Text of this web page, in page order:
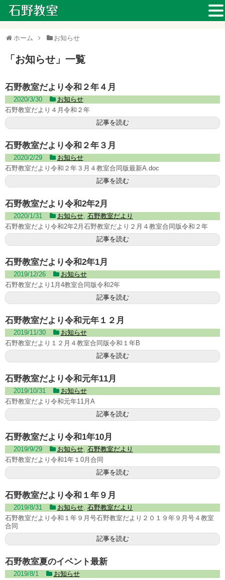
ホーム お知らせ
「 お知らせ 」 一覧
石野教室だより令和２年４月
2020/3/30
お知らせ
石野教室だより４月令和２年
記事を読む
石野教室だより令和２年３月
2020/2/29
お知らせ
石野教室だより令和２年３月４教室合同版最新A.doc
記事を読む
石野教室だより令和2年2月
2020/1/31 お知らせ, 石野教室だより
石野教室だより令和2年2月石野教室だより２月４教室合同版令和２年
記事を読む
石野教室だより令和2年1月
2019/12/26
お知らせ
石野教室だより1月4教室合同版令和2年
記事を読む
石野教室だより令和元年１２月
2019/11/30
お知らせ
石野教室だより１２月４教室合同版令和１年B
記事を読む
石野教室だより令和元年11月
2019/10/31
お知らせ
石野教室だより令和元年11月A
記事を読む
石野教室だより令和1年10月
2019/9/29 お知らせ, 石野教室だより
石野教室だより令和1年１0月合同
記事を読む
石野教室だより令和１年９月
2019/8/31 お知らせ, 石野教室だより
石野教室だより令和１年９月号石野教室だより２０１９年９月号４教室
合同
記事を読む
石野教室夏のイベント最新
2019/8/1
お知らせ